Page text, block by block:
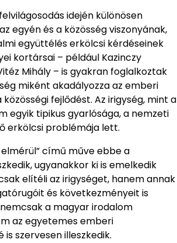
idején különösen
egyén és a közösség viszonyának,
együttélés erkölcsi kérdéseinek
kortársai – például Kazinczy
Mihály – is gyakran foglalkoztak
miként akadályozza az emberi
fejlődést. Az irigység, mint a
egyik tipikus gyarlósága, a nemzeti
erkölcsi problémája lett.
elmérül” című műve ebbe a
ugyanakkor ki is emelkedik
elítéli az irigységet, hanem annak
és következményeit is
a magyar irodalom
az egyetemes emberi
szervesen illeszkedik.